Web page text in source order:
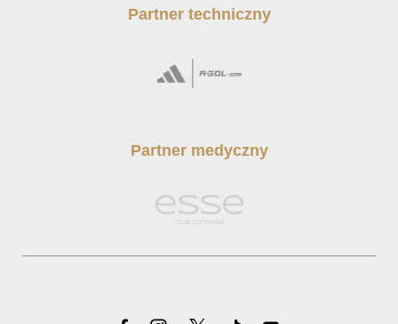
Partner techniczny
Partner medyczny